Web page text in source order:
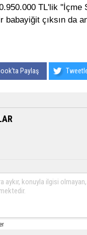
TL'lik ''İçme
babayiğit çıksın da
Paylaş